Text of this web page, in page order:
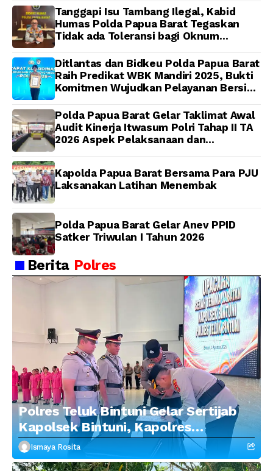
Dijadwalkan Kamis
Tanggapi Isu Tambang Ilegal, Kabid
Humas Polda Papua Barat Tegaskan
Tidak ada Toleransi bagi Oknum
Ditlantas dan Bidkeu Polda Papua Barat
Raih Predikat WBK Mandiri 2025, Bukti
Komitmen Wujudkan Pelayanan Bersih
Polda Papua Barat Gelar Taklimat Awal
Audit Kinerja Itwasum Polri Tahap II TA
2026 Aspek Pelaksanaan dan
Kapolda Papua Barat Bersama Para PJU
Laksanakan Latihan Menembak
Polda Papua Barat Gelar Anev PPID
Satker Triwulan I Tahun 2026
Berita Polres
Polres Teluk Bintuni Gelar Sertijab
Kapolsek Bintuni, Kapolres
Tekankan Profesionalisme dan
Penguatan Sinergitas
Ismaya Rosita